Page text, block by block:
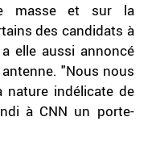
masse et sur la
des candidats à
elle aussi annoncé
"Nous nous
nature indélicate de
à CNN un porte-